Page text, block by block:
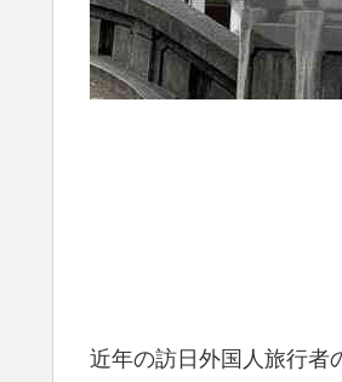
近年の訪日外国人旅行者